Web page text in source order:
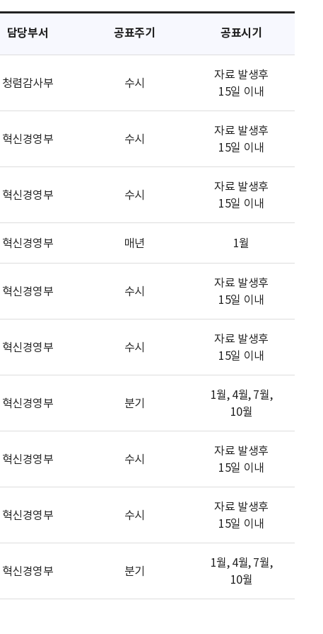
담당부서 공표주기 공표시기
청렴감사부 수시
자료 발생후
15일 이내
혁신경영부 수시
자료 발생후
15일 이내
혁신경영부 수시
자료 발생후
15일 이내
혁신경영부 매년 1월
혁신경영부 수시
자료 발생후
15일 이내
혁신경영부 수시
자료 발생후
15일 이내
혁신경영부 분기
1월, 4월, 7월,
10월
혁신경영부 수시
자료 발생후
15일 이내
혁신경영부 수시
자료 발생후
15일 이내
혁신경영부 분기
1월, 4월, 7월,
10월